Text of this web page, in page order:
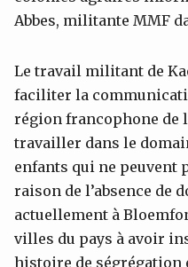
Abbes, militante MMF
Le travail militant de
faciliter la
région francophone de
travailler dans le
enfants qui ne peuvent
raison de l’absence de
actuellement à
villes du pays à avoir
histoire de ségrégation